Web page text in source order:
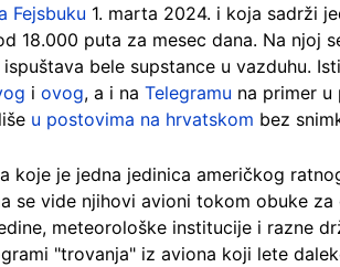
Fejsbuku 1. marta 2024. i koja sadrži
18.000 puta za mesec dana. Na njoj
bele supstance u vazduhu.
i ovog, a i na Telegramu na primer u
u postovima na hrvatskom bez
koje je jedna jedinica američkog
se vide njihovi avioni tokom obuke
meteorološke institucije i razne
"trovanja" iz aviona koji lete